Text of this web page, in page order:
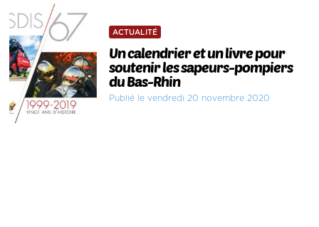
ACTUALITÉ
Un calendrier et un livre pour
soutenir les sapeurs-pompiers
du Bas-Rhin
Publié le vendredi 20 novembre 2020